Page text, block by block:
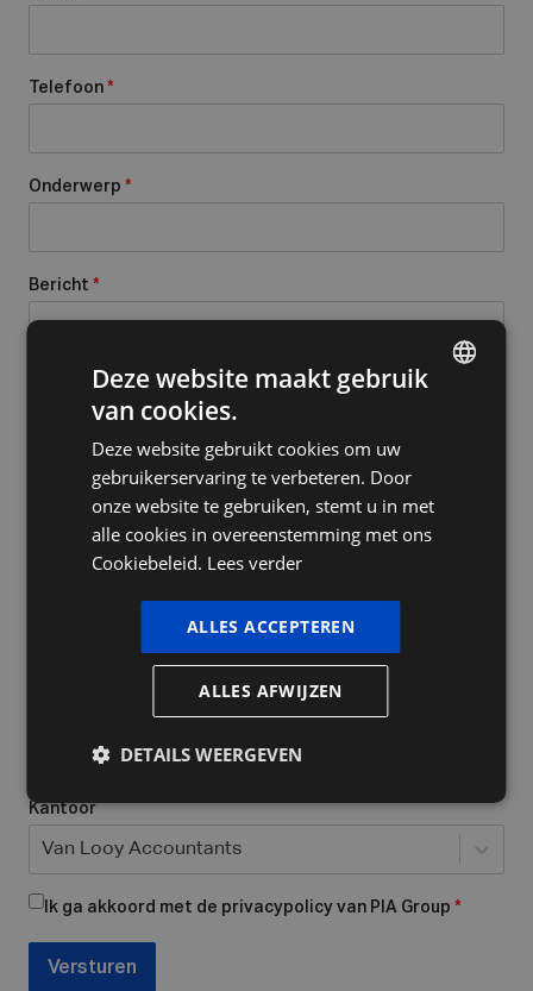
Telefoon *
Onderwerp *
Bericht *
Ja, ik heb al een ondernemingsnummer
Kantoor
Van Looy Accountants
Ik ga akkoord met de privacypolicy van PIA Group *
Versturen
Deze website maakt gebruik
van cookies.
Deze website gebruikt cookies om uw
gebruikerservaring te verbeteren. Door
onze website te gebruiken, stemt u in met
alle cookies in overeenstemming met ons
Cookiebeleid. Lees verder
ALLES ACCEPTEREN
ALLES AFWIJZEN
DETAILS WEERGEVEN